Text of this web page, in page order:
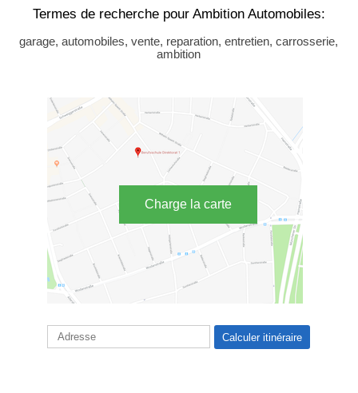
Termes de recherche pour Ambition Automobiles:
garage, automobiles, vente, reparation, entretien, carrosserie,
ambition
Charge la carte